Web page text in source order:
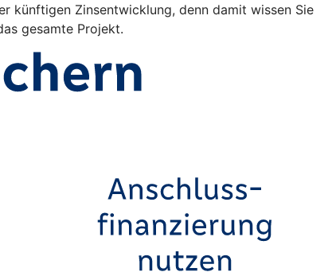
künftigen Zinsentwicklung, denn damit wissen Sie
gesamte Projekt.